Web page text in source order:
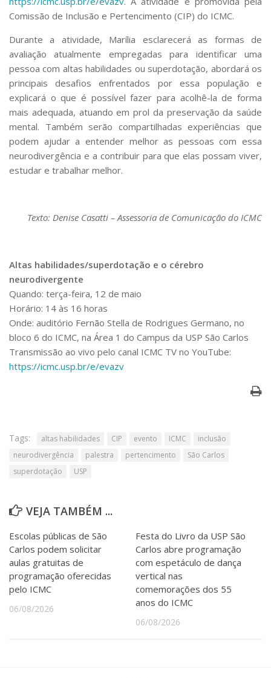
Comissão de Inclusão e Pertencimento (CIP) do ICMC.
Durante a atividade, Marília esclarecerá as formas de
avaliação atualmente empregadas para identificar uma
pessoa com altas habilidades ou superdotação, abordará os
principais desafios enfrentados por essa população e
explicará o que é possível fazer para acolhê-la de forma
mais adequada, atuando em prol da preservação da saúde
mental. Também serão compartilhadas experiências que
podem ajudar a entender melhor as pessoas com essa
neurodivergência e a contribuir para que elas possam viver,
estudar e trabalhar melhor.
Texto: Denise Casatti – Assessoria de Comunicação do ICMC
Altas habilidades/superdotação e o cérebro
neurodivergente
Quando: terça-feira, 12 de maio
Horário: 14 às 16 horas
Onde: auditório Fernão Stella de Rodrigues Germano, no
bloco 6 do ICMC, na Área 1 do Campus da USP São Carlos
Transmissão ao vivo pelo canal ICMC TV no YouTube:
https://icmc.usp.br/e/evazv
Tags: altas habilidades CIP evento ICMC
inclusão
neurodivergência
palestra pertencimento
São Carlos
superdotação
USP
VEJA TAMBÉM ...
Escolas públicas de São
Carlos podem solicitar
aulas gratuitas de
programação oferecidas
pelo ICMC
06/08/2026
Festa do Livro da USP São
Carlos abre programação
com espetáculo de dança
vertical nas
comemorações dos 55
anos do ICMC
06/08/2026